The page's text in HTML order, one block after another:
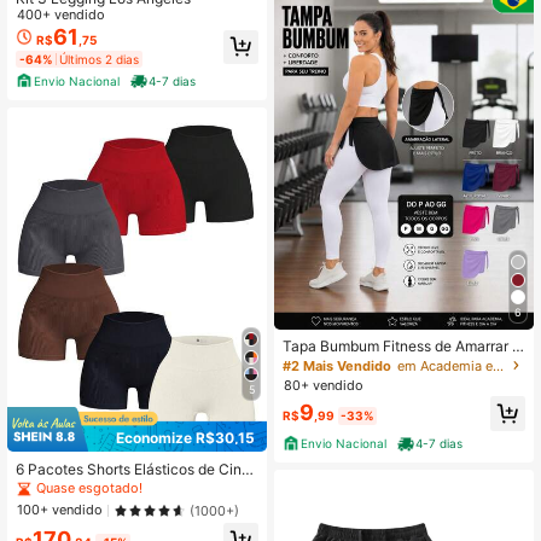
400+ vendido
R$61 ,75
-64% Últimos 2 dias
Envio Nacional
4-7 dias
5
Economize R$30,15
6 Pacotes Shorts Elásticos de Cintu
ra Alta Sólidos para Mulheres, Versá
teis para Atividades ao Ar Livre, Féri
as e Esportes de Verão na Academi
a
Quase esgotado!
100+ vendido
(1000+)
6
Tapa Bumbum Fitness de Amarrar A
cademia Tampa Legging
#2 Mais Vendido
em Academia e Fitness Shorts femininos para ativid
80+ vendido
R$9 ,99 -33%
Envio Nacional
4-7 dias